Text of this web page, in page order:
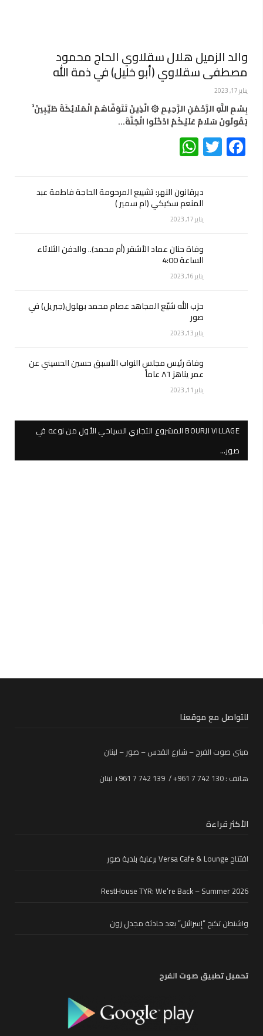
والد الزميل هلال سقلاوي الحاج محمود
مصطفى سقلاوي (أبو خليل) في ذمة الله
يناير 17, 2023
بِسْمِ اللَّهِ الرَّحْمَٰنِ الرَّحِيمِ ۞ الَّذِينَ تَتَوَفَّاهُمُ الْمَلَائِكَةُ طَيِّبِينَ ۙ
يَقُولُونَ سَلَامٌ عَلَيْكُمُ ادْخُلُوا الْجَنَّةَ…
Facebook
Twitter
ديرقانون النهر: تشييع المرحومة الحاجة فاطمة عبد
المنعم سكيكي (ام سمير )
يناير 17, 2023
وفاة حنان عماد الأشقر (أم محمد).. والدفن الثلاثاء
الساعة 4:00
يناير 16, 2023
حزب الله شيّع المجاهد عصام محمد بهلول(جبريل) في
صور
يناير 13, 2023
وفاة رئيس مجلس النواب الأسبق حسين الحسيني عن
عمر يناهز ٨٦ عاماً
يناير 11, 2023
BOURJI VILLAGE المشروع التجاري السياحي الأول من نوعه في
صور…
للتواصل مع موقعنا
مبنى صوت الفرح – شارع القدس – صور – لبنان
هاتف : 130 742 7 961+ / 139 742 7 961+ لبنان
الأكثر قراءة
افتتاح Versa Cafe & Lounge برعاية بلدية صور
RestHouse TYR: We’re Back – Summer 2026
واشنطن تكبح “إسرائيل” بعد حادثة مجدل زون
تحميل تطبيق صوت الفرح